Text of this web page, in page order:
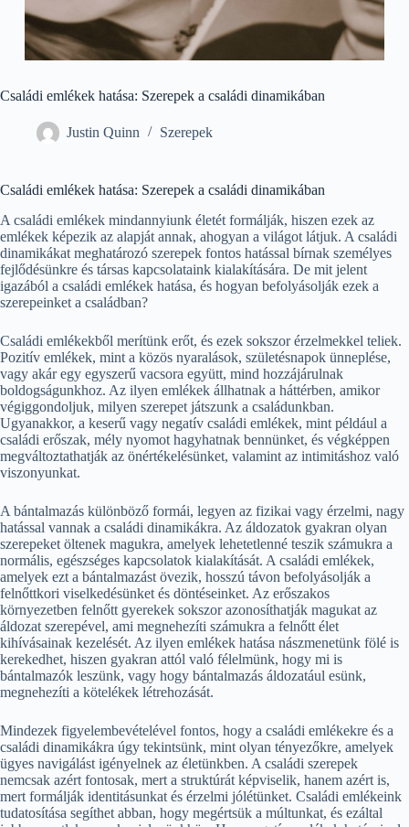
Családi emlékek hatása: Szerepek a családi dinamikában
Justin Quinn Szerepek
Családi emlékek hatása: Szerepek a családi dinamikában
A családi emlékek mindannyiunk életét formálják, hiszen ezek az
emlékek képezik az alapját annak, ahogyan a világot látjuk. A családi
dinamikákat meghatározó szerepek fontos hatással bírnak személyes
fejlődésünkre és társas kapcsolataink kialakítására. De mit jelent
igazából a családi emlékek hatása, és hogyan befolyásolják ezek a
szerepeinket a családban?
Családi emlékekből merítünk erőt, és ezek sokszor érzelmekkel teliek.
Pozitív emlékek, mint a közös nyaralások, születésnapok ünneplése,
vagy akár egy egyszerű vacsora együtt, mind hozzájárulnak
boldogságunkhoz. Az ilyen emlékek állhatnak a háttérben, amikor
végiggondoljuk, milyen szerepet játszunk a családunkban.
Ugyanakkor, a keserű vagy negatív családi emlékek, mint például a
családi erőszak, mély nyomot hagyhatnak bennünket, és végképpen
megváltoztathatják az önértékelésünket, valamint az intimitáshoz való
viszonyunkat.
A bántalmazás különböző formái, legyen az fizikai vagy érzelmi, nagy
hatással vannak a családi dinamikákra. Az áldozatok gyakran olyan
szerepeket öltenek magukra, amelyek lehetetlenné teszik számukra a
normális, egészséges kapcsolatok kialakítását. A családi emlékek,
amelyek ezt a bántalmazást övezik, hosszú távon befolyásolják a
felnőttkori viselkedésünket és döntéseinket. Az erőszakos
környezetben felnőtt gyerekek sokszor azonosíthatják magukat az
áldozat szerepével, ami megnehezíti számukra a felnőtt élet
kihívásainak kezelését. Az ilyen emlékek hatása nászmenetünk fölé is
kerekedhet, hiszen gyakran attól való félelmünk, hogy mi is
bántalmazók leszünk, vagy hogy bántalmazás áldozatául esünk,
megnehezíti a kötelékek létrehozását.
Mindezek figyelembevételével fontos, hogy a családi emlékekre és a
családi dinamikákra úgy tekintsünk, mint olyan tényezőkre, amelyek
ügyes navigálást igényelnek az életünkben. A családi szerepek
nemcsak azért fontosak, mert a struktúrát képviselik, hanem azért is,
mert formálják identitásunkat és érzelmi jólétünket. Családi emlékeink
tudatosítása segíthet abban, hogy megértsük a múltunkat, és ezáltal